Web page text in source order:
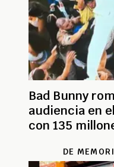
Bad Bunny
audiencia en
con 135
DE